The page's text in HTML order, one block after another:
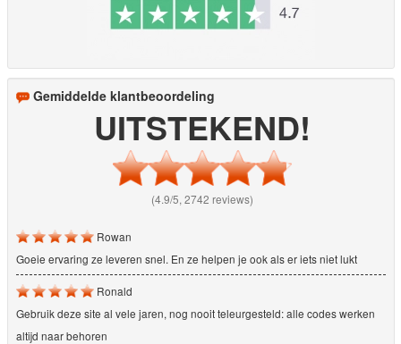
Gemiddelde klantbeoordeling
UITSTEKEND!
(4.9/5, 2742 reviews)
Rowan
Goeie ervaring ze leveren snel. En ze helpen je ook als er iets niet lukt
Ronald
Gebruik deze site al vele jaren, nog nooit teleurgesteld: alle codes werken
altijd naar behoren